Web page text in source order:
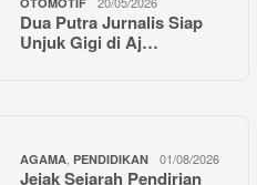
Dua Putra Jurnalis Siap
Unjuk Gigi di Aj…
AGAMA PENDIDIKAN 01/08/2026
Jejak Sejarah Pendirian